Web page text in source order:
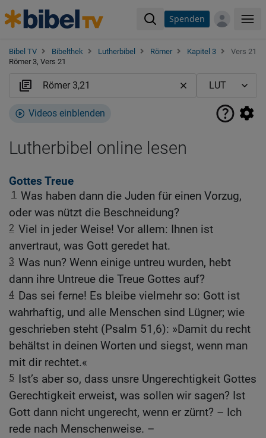
Spenden
Bibel TV Bibelthek Lutherbibel Römer Kapitel 3
Vers 21
Römer 3, Vers 21
Videos einblenden
Lutherbibel online lesen
Gottes Treue
1 Was haben dann die Juden für einen Vorzug,
oder was nützt die Beschneidung?
2 Viel in jeder Weise! Vor allem: Ihnen ist
anvertraut, was Gott geredet hat.
3 Was nun? Wenn einige untreu wurden, hebt
dann ihre Untreue die Treue Gottes auf?
4 Das sei ferne! Es bleibe vielmehr so: Gott ist
wahrhaftig, und alle Menschen sind Lügner; wie
geschrieben steht (Psalm 51,6): »Damit du recht
behältst in deinen Worten und siegst, wenn man
mit dir rechtet.«
5 Ist’s aber so, dass unsre Ungerechtigkeit Gottes
Gerechtigkeit erweist, was sollen wir sagen? Ist
Gott dann nicht ungerecht, wenn er zürnt? – Ich
rede nach Menschenweise. –